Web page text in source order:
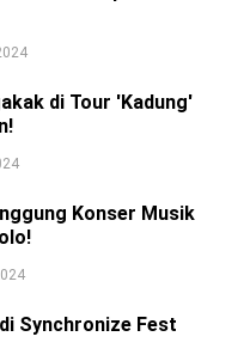
di Tour 'Kadung'
Konser Musik
Synchronize Fest